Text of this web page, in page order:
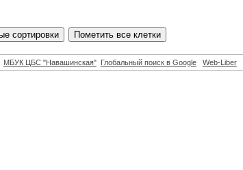
МБУК ЦБС "Навашинская" Глобальный поиск в Google Web-Liber